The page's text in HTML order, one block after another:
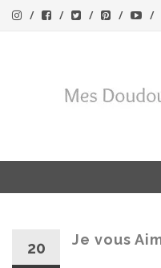
20 Je vous